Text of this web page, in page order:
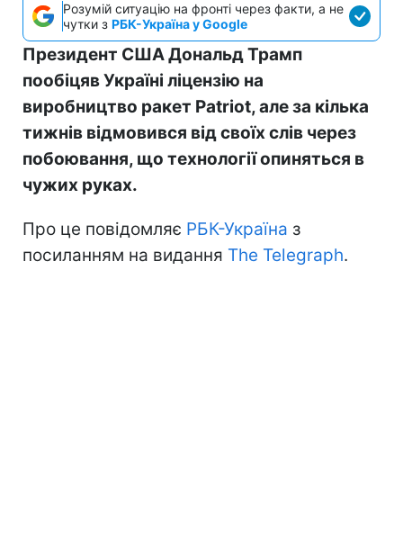
Розумій ситуацію на фронті через факти, а не
чутки з РБК-Україна у Google
Президент США Дональд Трамп
пообіцяв Україні ліцензію на
виробництво ракет Patriot, але за кілька
тижнів відмовився від своїх слів через
побоювання, що технології опиняться в
чужих руках.
Про це повідомляє РБК-Україна з
посиланням на видання The Telegraph.